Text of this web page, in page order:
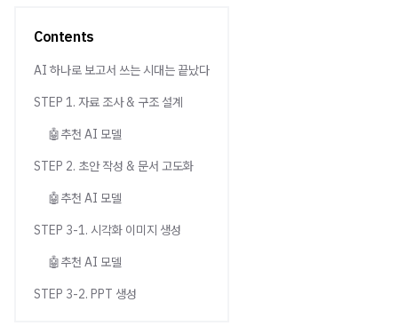
Contents
AI 하나로 보고서 쓰는 시대는 끝났다
STEP 1. 자료 조사 & 구조 설계
🤖추천 AI 모델
STEP 2. 초안 작성 & 문서 고도화
🤖추천 AI 모델
STEP 3-1. 시각화 이미지 생성
🤖추천 AI 모델
STEP 3-2. PPT 생성